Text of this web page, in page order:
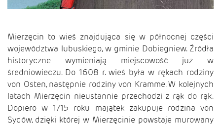
Mierzęcin to wieś znajdująca się w północnej części
województwa lubuskiego, w gminie Dobiegniew. Źródła
historyczne wymieniają miejscowość już w
średniowieczu. Do 1608 r. wieś była w rękach rodziny
von Osten, następnie rodziny von Kramme. W kolejnych
latach Mierzęcin nieustannie przechodzi z rąk do rąk.
Dopiero w 1715 roku majątek zakupuje rodzina von
Sydów, dzięki której w Mierzęcinie powstaje murowany